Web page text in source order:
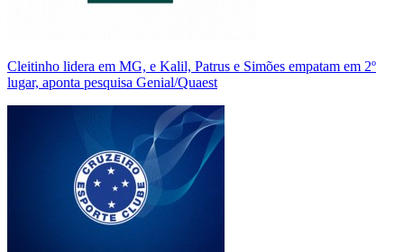
Cleitinho lidera em MG, e Kalil, Patrus e Simões empatam em 2º
lugar, aponta pesquisa Genial/Quaest